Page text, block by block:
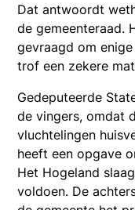
Dat antwoordt
de gemeenteraad.
gevraagd om
trof een zekere
Gedeputeerde
de vingers, omdat
vluchtelingen
heeft een opgave
Het Hogeland
voldoen. De